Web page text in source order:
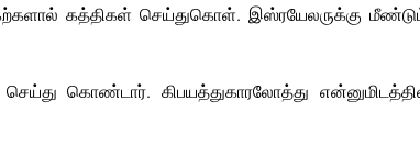
கத்திகள் செய்துகொள். இஸ்ரயேலருக்கு
கொண்டார். கிபயத்துகாரலோத்து